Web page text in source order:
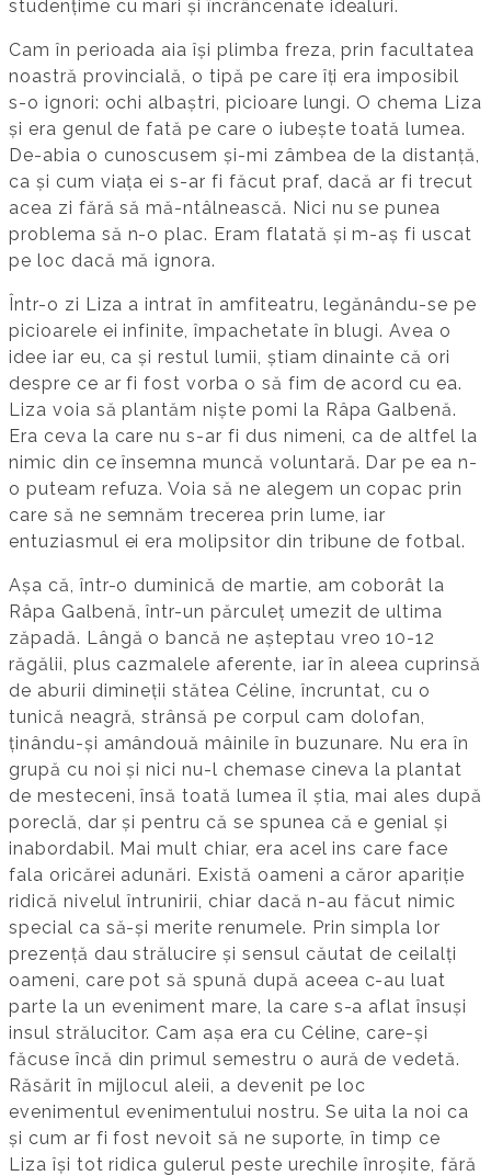
studențime cu mari și încrâncenate idealuri.
Cam în perioada aia își plimba freza, prin facultatea
noastră provincială, o tipă pe care îți era imposibil
s-o ignori: ochi albaștri, picioare lungi. O chema Liza
și era genul de fată pe care o iubește toată lumea.
De-abia o cunoscusem și-mi zâmbea de la distanță,
ca și cum viața ei s-ar fi făcut praf, dacă ar fi trecut
acea zi fără să mă-ntâlnească. Nici nu se punea
problema să n-o plac. Eram flatată și m-aș fi uscat
pe loc dacă mă ignora.
Într-o zi Liza a intrat în amfiteatru, legănându-se pe
picioarele ei infinite, împachetate în blugi. Avea o
idee iar eu, ca și restul lumii, știam dinainte că ori
despre ce ar fi fost vorba o să fim de acord cu ea.
Liza voia să plantăm niște pomi la Râpa Galbenă.
Era ceva la care nu s-ar fi dus nimeni, ca de altfel la
nimic din ce însemna muncă voluntară. Dar pe ea n-
o puteam refuza. Voia să ne alegem un copac prin
care să ne semnăm trecerea prin lume, iar
entuziasmul ei era molipsitor din tribune de fotbal.
Așa că, într-o duminică de martie, am coborât la
Râpa Galbenă, într-un părculeț umezit de ultima
zăpadă. Lângă o bancă ne așteptau vreo 10-12
răgălii, plus cazmalele aferente, iar în aleea cuprinsă
de aburii dimineții stătea Céline, încruntat, cu o
tunică neagră, strânsă pe corpul cam dolofan,
ținându-și amândouă mâinile în buzunare. Nu era în
grupă cu noi și nici nu-l chemase cineva la plantat
de mesteceni, însă toată lumea îl știa, mai ales după
poreclă, dar și pentru că se spunea că e genial și
inabordabil. Mai mult chiar, era acel ins care face
fala oricărei adunări. Există oameni a căror apariție
ridică nivelul întrunirii, chiar dacă n-au făcut nimic
special ca să-și merite renumele. Prin simpla lor
prezență dau strălucire și sensul căutat de ceilalți
oameni, care pot să spună după aceea c-au luat
parte la un eveniment mare, la care s-a aflat însuși
insul strălucitor. Cam așa era cu Céline, care-și
făcuse încă din primul semestru o aură de vedetă.
Răsărit în mijlocul aleii, a devenit pe loc
evenimentul evenimentului nostru. Se uita la noi ca
și cum ar fi fost nevoit să ne suporte, în timp ce
Liza își tot ridica gulerul peste urechile înroșite, fără